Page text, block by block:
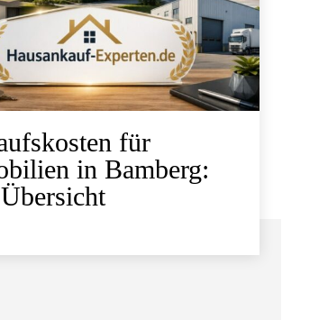
für
in Bamberg: